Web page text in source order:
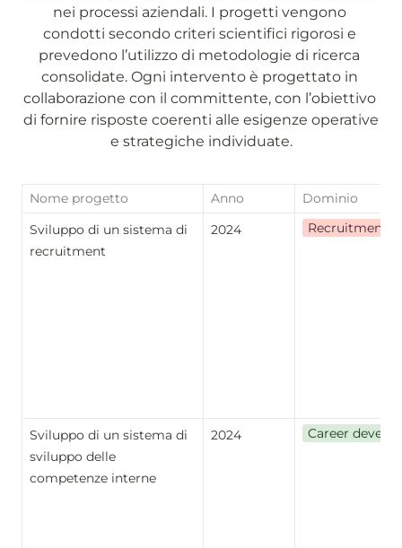
nei processi aziendali. I progetti vengono
condotti secondo criteri scientifici rigorosi e
prevedono l’utilizzo di metodologie di ricerca
consolidate. Ogni intervento è progettato in
collaborazione con il committente, con l’obiettivo
di fornire risposte coerenti alle esigenze operative
e strategiche individuate.
Nome progetto Anno
Dominio
Sviluppo di un sistema di
recruitment
2024 Recruitment
Sviluppo di un sistema di
sviluppo delle
competenze interne
2024 Career